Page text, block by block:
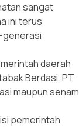
sangat
ini terus
generasi
daerah
Berdasi, PT
maupun senam
pemerintah